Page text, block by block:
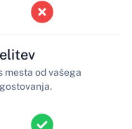
mesta od vašega